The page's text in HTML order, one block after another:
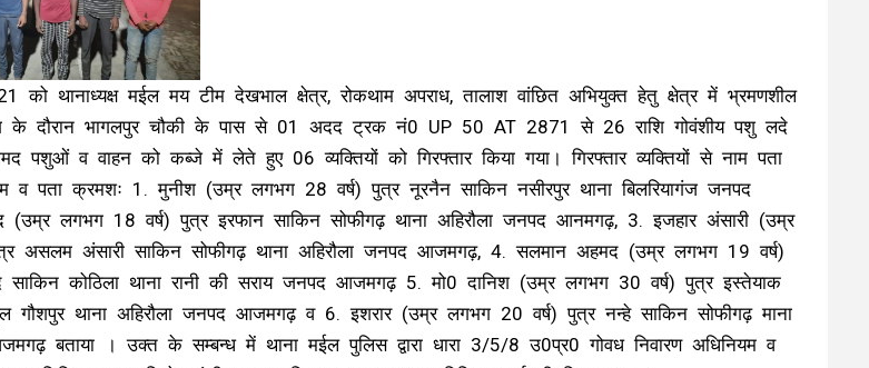
को थानाध्यक्ष मईल मय टीम देखभाल क्षेत्र, रोकथाम अपराध, तालाश वांछित अभियुक्त हेतु क्षेत्र में भ्रमणशील
के दौरान भागलपुर चौकी के पास से 01 अदद ट्रक नं0 UP 50 AT 2871 से 26 राशि गोवंशीय पशु लदे
पशुओं व वाहन को कब्जे में लेते हुए 06 व्यक्तियों को गिरफ्तार किया गया। गिरफ्तार व्यक्तियों से नाम पता
व पता क्रमशः 1. मुनीश (उम्र लगभग 28 वर्ष) पुत्र नूरनैन साकिन नसीरपुर थाना बिलरियागंज जनपद
लगभग 18 वर्ष) पुत्र इरफान साकिन सोफीगढ़ थाना अहिरौला जनपद आनमगढ़, 3. इजहार अंसारी (उम्र
असलम अंसारी साकिन सोफीगढ़ थाना अहिरौला जनपद आजमगढ़, 4. सलमान अहमद (उम्र लगभग 19 वर्ष)
साकिन कोठिला थाना रानी की सराय जनपद आजमगढ़ 5. मो0 दानिश (उम्र लगभग 30 वर्ष) पुत्र इस्तेयाक
गौशपुर थाना अहिरौला जनपद आजमगढ़ व 6. इशरार (उम्र लगभग 20 वर्ष) पुत्र नन्हे साकिन सोफीगढ़ माना
बताया । उक्त के सम्बन्ध में थाना मईल पुलिस द्वारा धारा 3/5/8 उ0प्र0 गोवध निवारण अधिनियम व